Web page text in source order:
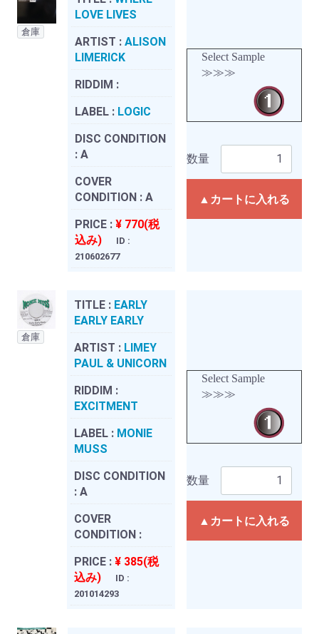
倉庫
LOVE LIVES
ARTIST : ALISON
LIMERICK
RIDDIM :
LABEL : LOGIC
DISC CONDITION
: A
COVER
CONDITION : A
PRICE : ¥ 770(税
込み)
ID :
210602677
Select Sample
≫≫≫
数量
▲カートに入れる
倉庫
TITLE : EARLY
EARLY EARLY
ARTIST : LIMEY
PAUL & UNICORN
RIDDIM :
EXCITMENT
LABEL : MONIE
MUSS
DISC CONDITION
: A
COVER
CONDITION :
PRICE : ¥ 385(税
込み)
ID :
201014293
Select Sample
≫≫≫
数量
▲カートに入れる